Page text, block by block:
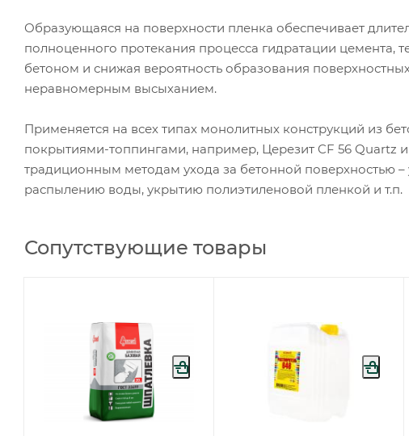
Образующаяся на поверхности пленка обеспечивает
полноценного протекания процесса гидратации цемента,
бетоном и снижая вероятность образования
неравномерным высыханием.
Применяется на всех типах монолитных конструкций из
покрытиями-топпингами, например, Церезит CF 56 Quartz
традиционным методам ухода за бетонной
распылению воды, укрытию полиэтиленовой пленкой и т.п.
Сопутствующие товары